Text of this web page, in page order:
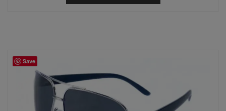
13,99 zł.9,99 zł.
Save